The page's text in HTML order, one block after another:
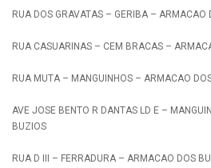
RUA DOS GRAVATAS – GERIBA – ARMACAO
RUA CASUARINAS – CEM BRACAS –
RUA MUTA – MANGUINHOS – ARMACAO
AVE JOSE BENTO R DANTAS LD E –
BUZIOS
RUA D III – FERRADURA – ARMACAO DOS